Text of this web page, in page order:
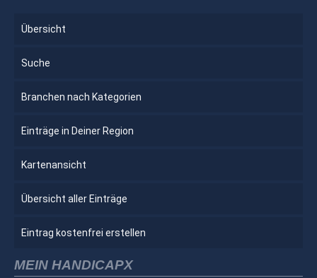
Übersicht
Suche
Branchen nach Kategorien
Einträge in Deiner Region
Kartenansicht
Übersicht aller Einträge
Eintrag kostenfrei erstellen
MEIN HANDICAPX